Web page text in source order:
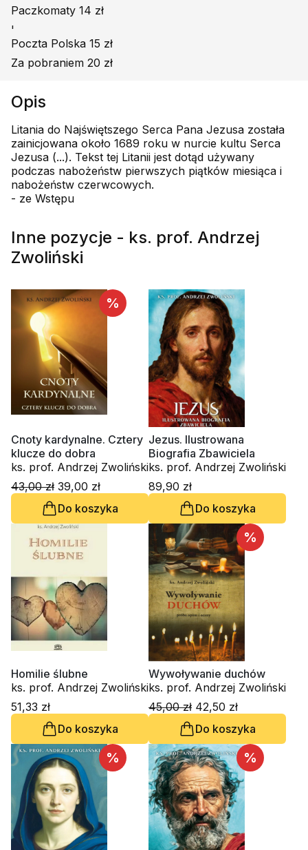
Paczkomaty 14 zł
'
Poczta Polska 15 zł
Za pobraniem 20 zł
Opis
Litania do Najświętszego Serca Pana Jezusa została
zainicjowana około 1689 roku w nurcie kultu Serca
Jezusa (...). Tekst tej Litanii jest dotąd używany
podczas nabożeństw pierwszych piątków miesiąca i
nabożeństw czerwcowych.
- ze Wstępu
Inne pozycje - ks. prof. Andrzej
Zwoliński
%
Cnoty kardynalne. Cztery
klucze do dobra
ks. prof. Andrzej Zwoliński
43,00 zł 39,00 zł
Do koszyka
Jezus. Ilustrowana
Biografia Zbawiciela
ks. prof. Andrzej Zwoliński
89,90 zł
Do koszyka
Homilie ślubne
ks. prof. Andrzej Zwoliński
51,33 zł
Do koszyka
%
Wywoływanie duchów
ks. prof. Andrzej Zwoliński
45,00 zł 42,50 zł
Do koszyka
% %